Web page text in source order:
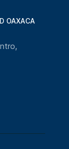
OAXACA